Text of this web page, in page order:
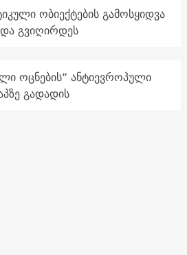
ობიექტების გამოსყიდვა
გვიღირდეს
ოცნების“ ანტიევროპული
გადადის